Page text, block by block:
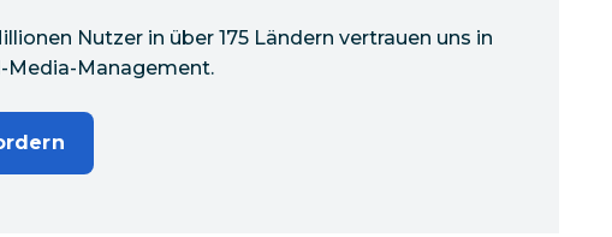
Nutzer in über 175 Ländern vertrauen uns in
Media-Management.